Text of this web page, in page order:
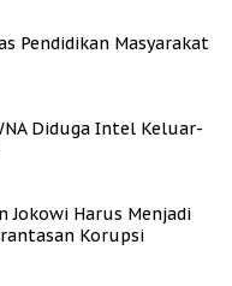
Pendidikan Masyarakat
Diduga Intel Keluar-
Jokowi Harus Menjadi
Korupsi